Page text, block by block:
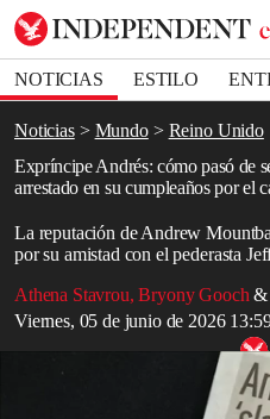
NOTICIAS ESTILO
DEPORTES
Noticias Mundo
Reino Unido
Expríncipe Andrés: cómo pasó de
arrestado en su cumpleaños por el
La reputación de Andrew
por su amistad con el pederasta
Athena Stavrou,Bryony Gooch &
Viernes, 05 de junio de 2026
Bookmark popover
Removed from bookmarks
Close popover
Expríncipe Andrés, de ser
perder sus títulos y ser detenido